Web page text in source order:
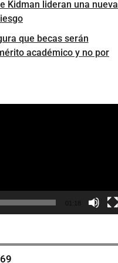
Kidman lideran una nueva
que becas serán
académico y no por
01:18